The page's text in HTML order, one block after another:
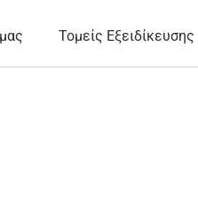
Τομείς Εξειδίκευσης